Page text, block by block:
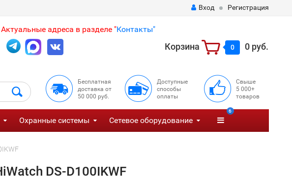
Вход Регистрация
адреса в разделе "Контакты"
Корзина 0 0 руб.
Бесплатная
доставка от
50 000 руб.
Доступные
способы
оплаты
Свыше
5 000+
товаров
Охранные системы Сетевое оборудование
6
DS-D100IKWF